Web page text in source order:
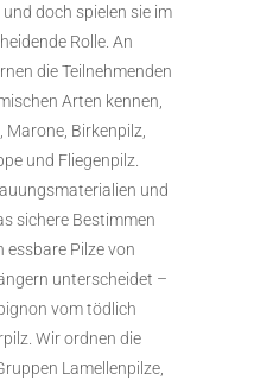
doch spielen sie im
Rolle. An
die Teilnehmenden
Arten kennen,
Birkenpilz,
und Fliegenpilz.
und
sichere Bestimmen
essbare Pilze von
unterscheidet –
vom tödlich
Wir ordnen die
Lamellenpilze,